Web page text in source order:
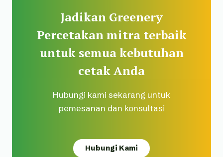
Jadikan Greenery
Percetakan mitra terbaik
untuk semua kebutuhan
cetak Anda
Hubungi kami sekarang untuk
pemesanan dan konsultasi
Hubungi Kami